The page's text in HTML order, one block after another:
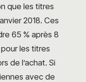
que les titres
2018. Ces
65 % après 8
les titres
de l’achat. Si
avec de